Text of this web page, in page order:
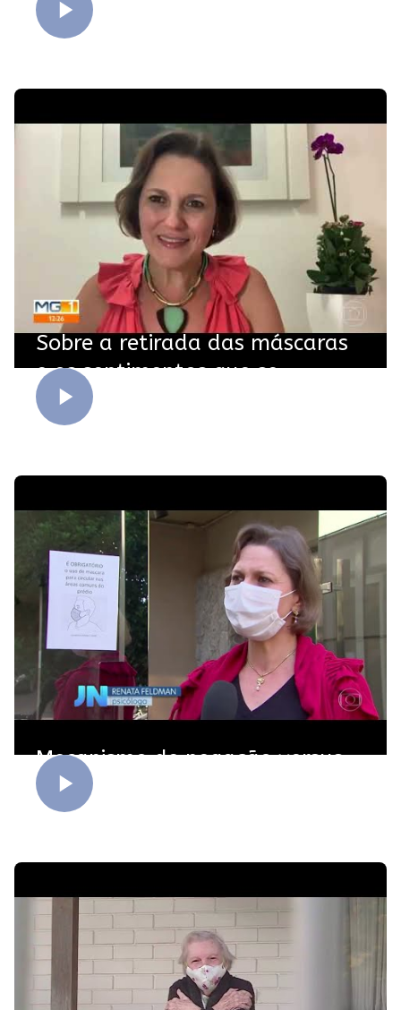
coração
Sobre a retirada das máscaras
e os sentimentos que se
revelam a partir daí
Mecanismo de negação versus
máscara de proteção